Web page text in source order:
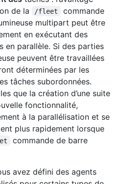
de la
/fleet
commande
multipart peut être
en exécutant des
en parallèle. Si des parties
peuvent être travaillées
déterminées par les
tâches subordonnées.
que la création d’une suite
fonctionnalité,
à la parallélisation et se
plus rapidement lorsque
commande de barre
avez défini des agents